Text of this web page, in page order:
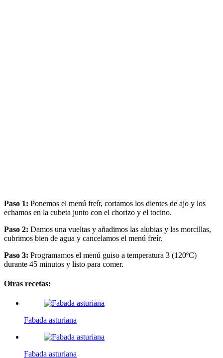
Paso 1: Ponemos el menú freír, cortamos los dientes de ajo y los
echamos en la cubeta junto con el chorizo y el tocino.
Paso 2: Damos una vueltas y añadimos las alubias y las morcillas,
cubrimos bien de agua y cancelamos el menú freír.
Paso 3: Programamos el menú guiso a temperatura 3 (120ºC)
durante 45 minutos y listo para comer.
Otras recetas:
Fabada asturiana
Fabada asturiana